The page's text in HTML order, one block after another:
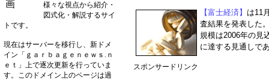
【富士経済】 は11
査結果を発表した
規模は2006年の見
に達する見通しで
スポンサードリンク
様々な視点から紹介・
図式化・解説するサイ
トです。
現在はサーバーを移行し、新ドメ
イン「ｇａｒｂａｇｅｎｅｗｓ.ｎ
ｅｔ」上で逐次更新を行っていま
す。このドメイン上のページは過